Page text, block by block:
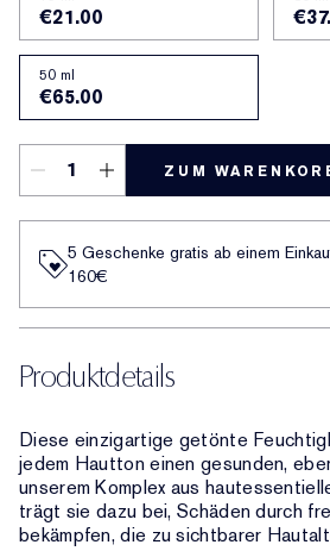
€21.00
50 ml
€65.00
ZUM
5 Geschenke gratis ab einem
160€​
Produktdetails
Diese einzigartige getönte
jedem Hautton einen gesunden,
unserem Komplex aus
trägt sie dazu bei, Schäden durch
bekämpfen, die zu sichtbarer